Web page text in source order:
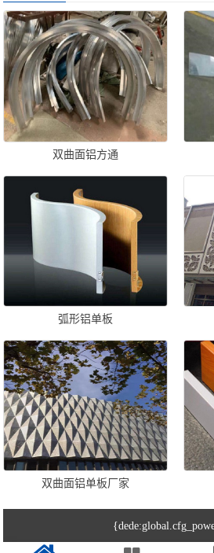
双曲面铝方通
弧形铝单板
双曲面铝单板厂家